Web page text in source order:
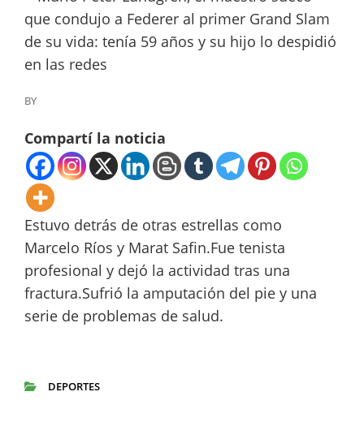
BY
Compartí la noticia
Estuvo detrás de otras estrellas como
Marcelo Ríos y Marat Safin.Fue tenista
profesional y dejó la actividad tras una
fractura.Sufrió la amputación del pie y una
serie de problemas de salud.
DEPORTES